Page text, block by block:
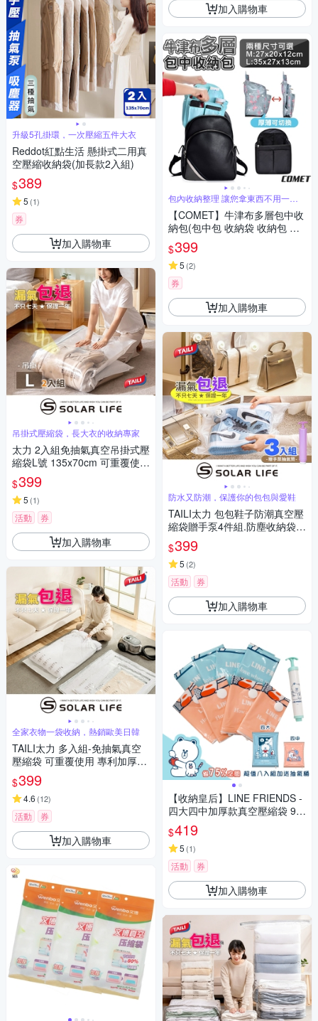
升級5孔掛環，一次壓縮五件大衣
Reddot紅點生活 懸掛式二用真
空壓縮收納袋(加長款2入組)
$389
5 (1)
券
加入購物車
吊掛式壓縮袋，長大衣的收納專家
太力 2入組免抽氣真空吊掛式壓
縮袋L號 135x70cm 可重覆使用
專利加厚款.衣服收納袋 棉被壓
縮袋 吊掛收納袋 手壓真空袋 換
季外套
$399
5 (1)
活動 券
加入購物車
全家衣物一袋收納，熱銷歐美日韓
TAILI太力 多入組-免抽氣真空
壓縮袋 可重覆使用 專利加厚款.
衣服收納袋 棉被壓縮袋 手壓真
空袋 換季行李 旅行收納袋
$399
4.6 (12)
活動 券
加入購物車
加入購物車
包內收納整理 讓您拿東西不用一直
翻找
【COMET】牛津布多層包中收
納包(包中包 收納袋 收納包 袋
中袋 多功能收納/HD-ZW195)
$399
5 (2)
券
加入購物車
防水又防潮，保護你的包包與愛鞋
TAILI太力 包包鞋子防潮真空壓
縮袋贈手泵4件組.防塵收納袋
包包壓縮袋 球鞋真空袋 換季收
納 防氧化密封
$399
5 (2)
活動 券
加入購物車
【收納皇后】LINE FRIENDS -
四大四中加厚款真空壓縮袋 9件
$419
5 (1)
活動 券
加入購物車